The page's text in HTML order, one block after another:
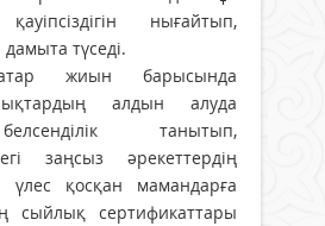
нығайтып,
түседі.
жиын барысында
алдын алуда
танытып,
заңсыз әрекеттердің
үлес қосқан мамандарға
сыйлық сертификаттары